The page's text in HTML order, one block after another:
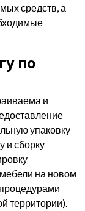
средств, а
по
и
упаковку
и сборку
на новом
территории).